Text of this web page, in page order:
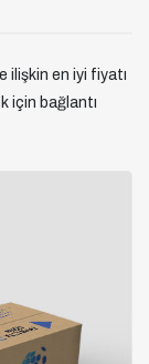
ilişkin en iyi fiyatı
için bağlantı